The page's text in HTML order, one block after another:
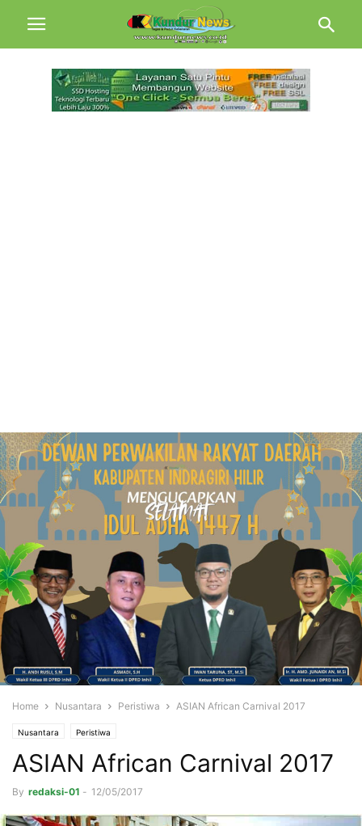
Home Nusantara Peristiwa ASIAN African Carnival 2017
Nusantara Peristiwa
ASIAN African Carnival 2017
By redaksi-01 - 12/05/2017